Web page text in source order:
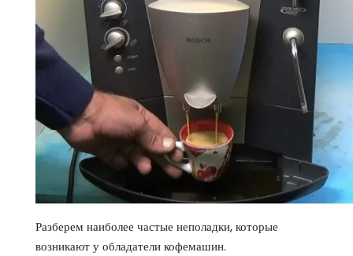
Разберем наиболее частые неполадки, которые
возникают у обладатели кофемашин.